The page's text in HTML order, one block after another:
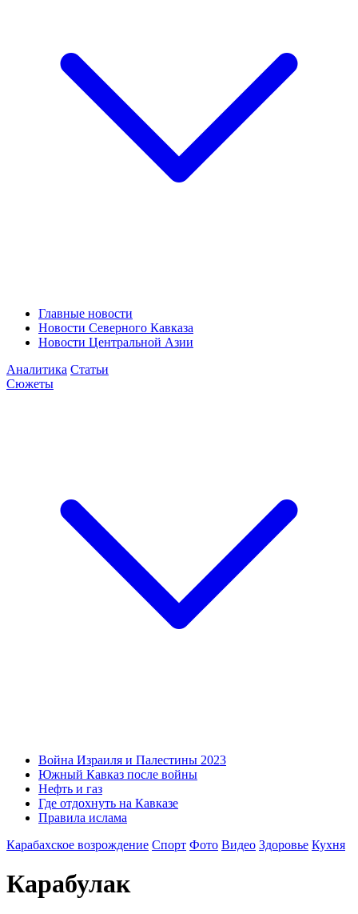
Главные новости
Новости Северного Кавказа
Новости Центральной Азии
Аналитика Статьи
Сюжеты
Война Израиля и Палестины 2023
Южный Кавказ после войны
Нефть и газ
Где отдохнуть на Кавказе
Правила ислама
Карабахское возрождение Спорт Фото Видео Здоровье Кухня
Карабулак